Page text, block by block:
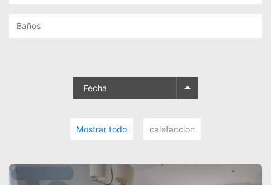
Fecha
Mostrar todo calefaccion